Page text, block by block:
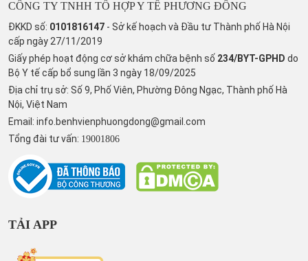
CÔNG TY TNHH TỔ HỢP Y TẾ PHƯƠNG ĐÔNG
ĐKKD số: 0101816147 - Sở kế hoạch và Đầu tư Thành phố Hà Nội
cấp ngày 27/11/2019
Giấy phép hoạt động cơ sở khám chữa bệnh số 234/BYT-GPHD do
Bộ Y tế cấp bổ sung lần 3 ngày 18/09/2025
Địa chỉ trụ sở: Số 9, Phố Viên, Phường Đông Ngạc, Thành phố Hà
Nội, Việt Nam
Email: info.benhvienphuongdong@gmail.com
Tổng đài tư vấn: 19001806
TẢI APP